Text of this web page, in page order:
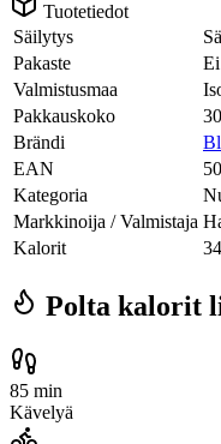
Tuotetiedot
Säilytys
Pakaste
Ei
Valmistusmaa
Pakkauskoko
Brändi
EAN
Kategoria
Markkinoija / Valmistaja
Kalorit
Polta kalorit
85 min
Kävelyä